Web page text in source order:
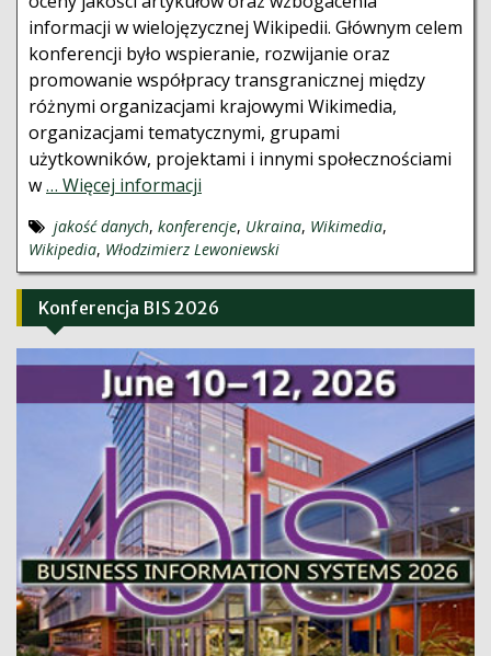
informacji w wielojęzycznej Wikipedii. Głównym celem
konferencji było wspieranie, rozwijanie oraz
promowanie współpracy transgranicznej między
różnymi organizacjami krajowymi Wikimedia,
organizacjami tematycznymi, grupami
użytkowników, projektami i innymi społecznościami
w… Więcej informacji
jakość danych, konferencje, Ukraina, Wikimedia,
Wikipedia, Włodzimierz Lewoniewski
Konferencja BIS 2026